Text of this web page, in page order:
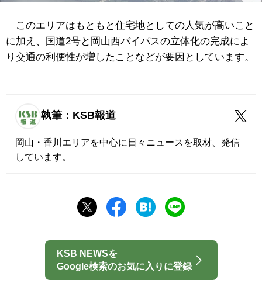
このエリアはもともと住宅地としての人気が高いこと
に加え、国道2号と岡山西バイパスの立体化の完成によ
り交通の利便性が増したことなどが要因としています。
執筆：KSB報道
岡山・香川エリアを中心に日々ニュースを取材、発信
しています。
KSB NEWSを
Google検索のお気に入りに登録